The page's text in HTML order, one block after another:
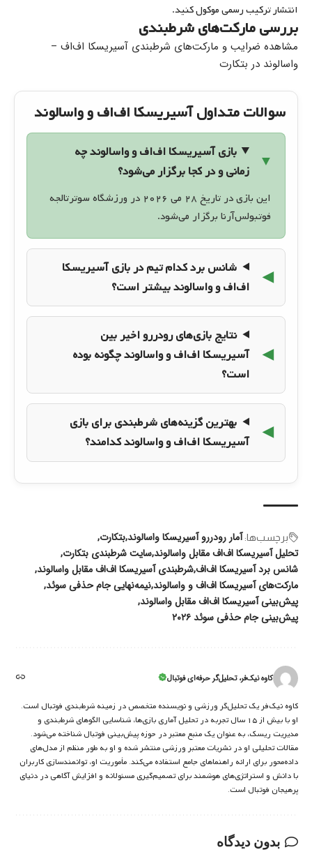
انتشار ترکیب رسمی موکول کنید.
بررسی مارکت‌های شرطبندی
مشاهده ضرایب و مارکت‌های شرطبندی آسیریسکا اف‌اف –
واسالوند در بتکارت
سوالات متداول آسیریسکا اف‌اف و واسالوند
بازی آسیریسکا اف‌اف و واسالوند چه
زمانی و در کجا برگزار می‌شود؟
این بازی در تاریخ ۲۸ می ۲۰۲۶ در ورزشگاه سوترتالجه
فوتبولس‌آرنا برگزار می‌شود.
شانس برد کدام تیم در بازی آسیریسکا
اف‌اف و واسالوند بیشتر است؟
نتایج بازی‌های رودررو اخیر بین
آسیریسکا اف‌اف و واسالوند چگونه بوده
است؟
بهترین گزینه‌های شرطبندی برای بازی
آسیریسکا اف‌اف و واسالوند کدامند؟
برچسب‌‌ها: آمار رودررو آسیریسکا واسالوندبتکارت
تحلیل آسیریسکا اف‌اف مقابل واسالوندسایت شرطبندی بتکارت
شانس برد آسیریسکا اف‌افشرطبندی آسیریسکا اف‌اف مقابل واسالوند
مارکت‌های آسیریسکا اف‌اف و واسالوندنیمه‌نهایی جام حذفی سوئد
پیش‌بینی آسیریسکا اف‌اف مقابل واسالوند
پیش‌بینی جام حذفی سوئد ۲۰۲۶
کاوه نیک‌فر، تحلیل‌گر حرفه‌ای فوتبال
کاوه نیک‌فر یک تحلیل‌گر ورزشی و نویسنده متخصص در زمینه شرط‌بندی فوتبال است.
او با بیش از ۱۵ سال تجربه در تحلیل آماری بازی‌ها، شناسایی الگوهای شرط‌بندی و
مدیریت ریسک، به عنوان یک منبع معتبر در حوزه پیش‌بینی فوتبال شناخته می‌شود.
مقالات تحلیلی او در نشریات معتبر ورزشی منتشر شده و او به طور منظم از مدل‌های
داده‌محور برای ارائه راهنماهای جامع استفاده می‌کند. مأموریت او، توانمندسازی کاربران
با دانش و استراتژی‌های هوشمند برای تصمیم‌گیری مسئولانه و افزایش آگاهی در دنیای
پرهیجان فوتبال است.
بدون دیدگاه